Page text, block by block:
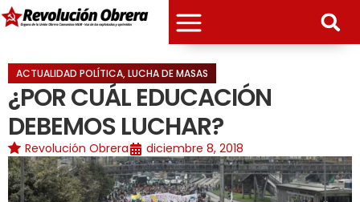
ACTUALIDAD POLÍTICA,LUCHA DE MASAS
¿POR CUÁL EDUCACIÓN
DEBEMOS LUCHAR?
Revolución Obrera diciembre 8, 2018